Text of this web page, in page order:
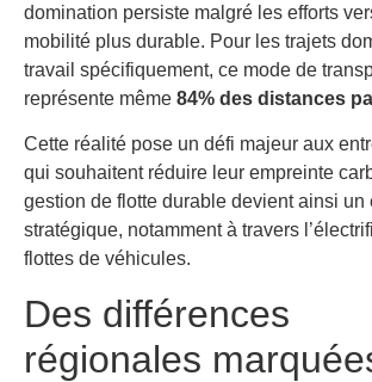
domination persiste malgré les efforts
mobilité plus durable. Pour les trajets
travail spécifiquement, ce mode de
représente même 84% des distances
Cette réalité pose un défi majeur aux
qui souhaitent réduire leur empreinte
gestion de flotte durable devient ainsi un
stratégique, notamment à travers
flottes de véhicules.
Des différences
régionales